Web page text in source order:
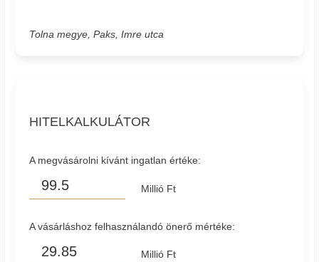
Tolna megye, Paks, Imre utca
HITELKALKULÁTOR
A megvásárolni kívánt ingatlan értéke:
Millió Ft
A vásárláshoz felhasználandó önerő mértéke:
Millió Ft